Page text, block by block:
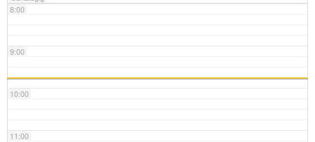
8:00
9:00
10:00
11:00